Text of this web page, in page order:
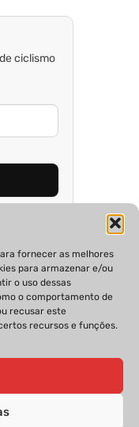
fornecer as melhores
para armazenar e/ou
o uso dessas
o comportamento de
recusar este
recursos e funções.
ciclismo
EDITORIAL